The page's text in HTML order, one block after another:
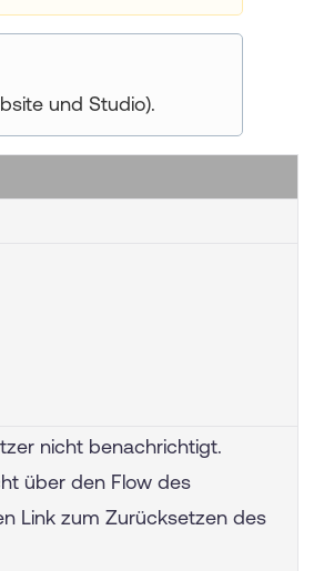
und Studio).
nicht benachrichtigt.
über den Flow des
Link zum Zurücksetzen des